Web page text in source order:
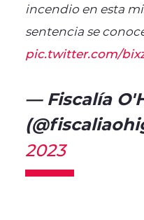
incendio en esta
sentencia se
pic.twitter.com/
— Fiscalía
2023